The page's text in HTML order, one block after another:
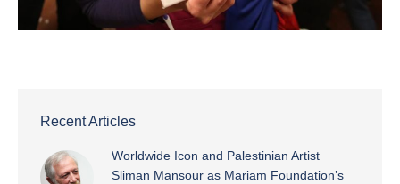
Recent Articles
Worldwide Icon and Palestinian Artist
Sliman Mansour as Mariam Foundation’s